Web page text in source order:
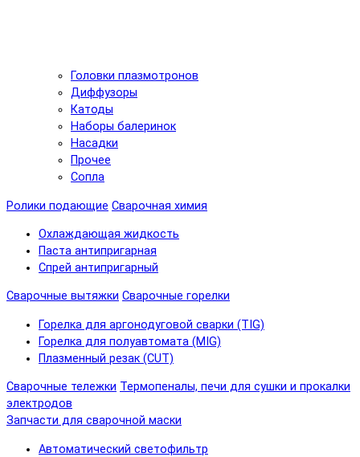
Головки плазмотронов
Диффузоры
Катоды
Наборы балеринок
Насадки
Прочее
Сопла
Ролики подающие Сварочная химия
Охлаждающая жидкость
Паста антипригарная
Спрей антипригарный
Сварочные вытяжки Сварочные горелки
Горелка для аргонодуговой сварки (TIG)
Горелка для полуавтомата (MIG)
Плазменный резак (CUT)
Сварочные тележки Термопеналы, печи для сушки и прокалки
электродов
Запчасти для сварочной маски
Автоматический светофильтр